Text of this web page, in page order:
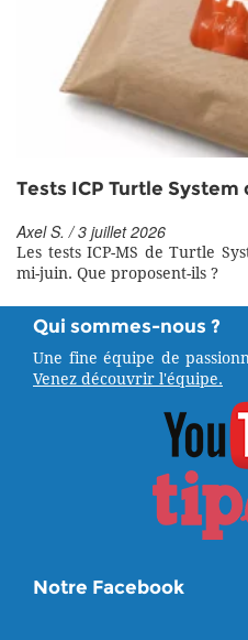
Tests ICP Turtle System
Axel S. / 3 juillet 2026
Les tests ICP-MS de Turtle
mi-juin. Que proposent-ils ?
Qui sommes-nous ?
Une fine équipe de
Venez découvrir l'équipe.
Notre Facebook